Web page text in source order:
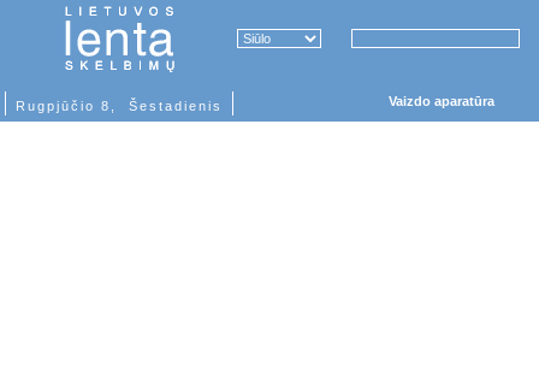
Rugpjūčio 8, Šestadienis Vaizdo aparatūra